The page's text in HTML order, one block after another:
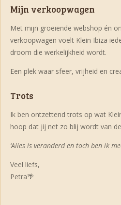
Mijn verkoopwagen
Met mijn groeiende webshop én
verkoopwagen voelt Klein Ibiza
droom die werkelijkheid wordt.
Een plek waar sfeer, vrijheid en
Trots
Ik ben ontzettend trots op wat
hoop dat jij net zo blij wordt van
‘Alles is veranderd en toch ben ik
Veel liefs,
Petra🌴